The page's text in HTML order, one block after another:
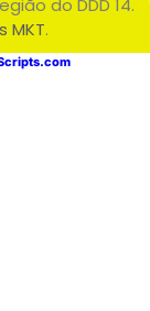
do DDD 14.
MKT.